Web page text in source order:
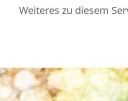
Weiteres zu diesem